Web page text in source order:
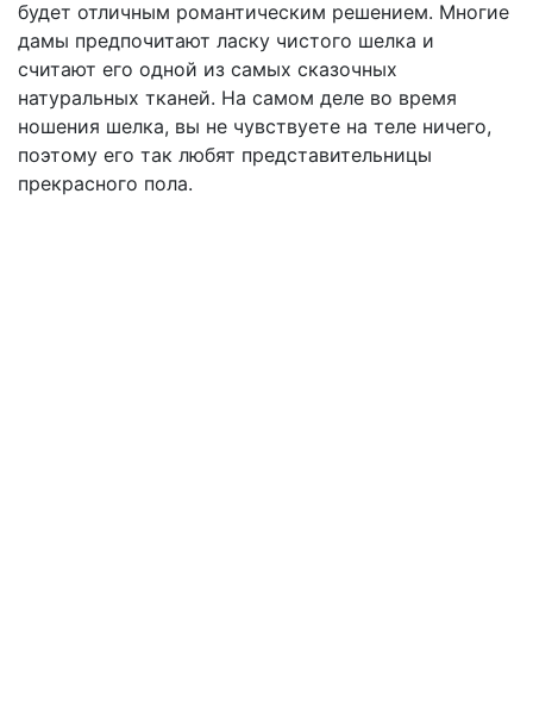
будет отличным романтическим решением. Многие
дамы предпочитают ласку чистого шелка и
считают его одной из самых сказочных
натуральных тканей. На самом деле во время
ношения шелка, вы не чувствуете на теле ничего,
поэтому его так любят представительницы
прекрасного пола.